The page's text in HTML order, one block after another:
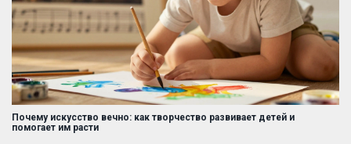
Почему искусство вечно: как творчество развивает детей и
помогает им расти